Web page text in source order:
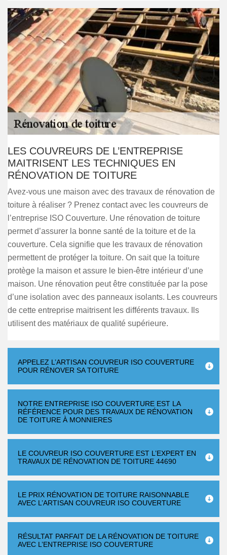
LES COUVREURS DE L’ENTREPRISE
MAITRISENT LES TECHNIQUES EN
RÉNOVATION DE TOITURE
Avez-vous une maison avec des travaux de rénovation de
toiture à réaliser ? Prenez contact avec les couvreurs de
l’entreprise ISO Couverture. Une rénovation de toiture
permet d’assurer la bonne santé de la toiture et de la
couverture. Cela signifie que les travaux de rénovation
permettent de protéger la toiture. On sait que la toiture
protège la maison et assure le bien-être intérieur d’une
maison. Une rénovation peut être constituée par la pose
d’une isolation avec des panneaux isolants. Les couvreurs
de cette entreprise maitrisent les différents travaux. Ils
utilisent des matériaux de qualité supérieure.
APPELEZ L’ARTISAN COUVREUR ISO COUVERTURE
POUR RÉNOVER SA TOITURE
NOTRE ENTREPRISE ISO COUVERTURE EST LA
RÉFÉRENCE POUR DES TRAVAUX DE RÉNOVATION
DE TOITURE À MONNIERES
LE COUVREUR ISO COUVERTURE EST L’EXPERT EN
TRAVAUX DE RÉNOVATION DE TOITURE 44690
LE PRIX RÉNOVATION DE TOITURE RAISONNABLE
AVEC L’ARTISAN COUVREUR ISO COUVERTURE
RÉSULTAT PARFAIT DE LA RÉNOVATION DE TOITURE
AVEC L’ENTREPRISE ISO COUVERTURE